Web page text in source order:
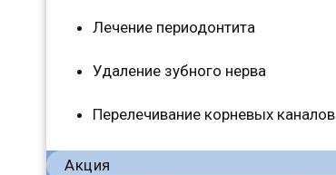
Лечение периодонтита
Удаление зубного нерва
Перелечивание корневых каналов
Акция